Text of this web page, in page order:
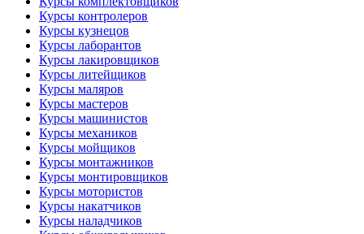
Курсы контролеров
Курсы кузнецов
Курсы лаборантов
Курсы лакировщиков
Курсы литейщиков
Курсы маляров
Курсы мастеров
Курсы машинистов
Курсы механиков
Курсы мойщиков
Курсы монтажников
Курсы монтировщиков
Курсы мотористов
Курсы накатчиков
Курсы наладчиков